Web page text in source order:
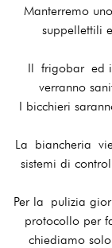
Manterremo
suppellettili
Il frigobar ed i
verranno
I bicchieri
La biancheria
sistemi di
Per la pulizia
protocollo per
chiediamo